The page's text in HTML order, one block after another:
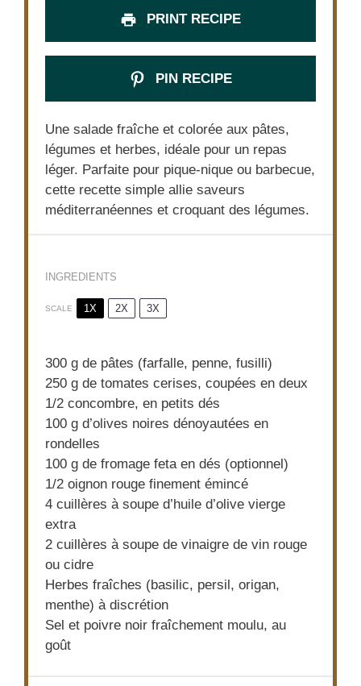
PRINT RECIPE
PIN RECIPE
Une salade fraîche et colorée aux pâtes,
légumes et herbes, idéale pour un repas
léger. Parfaite pour pique-nique ou barbecue,
cette recette simple allie saveurs
méditerranéennes et croquant des légumes.
INGREDIENTS
SCALE 1X 2X 3X
300 g de pâtes (farfalle, penne, fusilli)
250 g de tomates cerises, coupées en deux
1/2 concombre, en petits dés
100 g d’olives noires dénoyautées en
rondelles
100 g de fromage feta en dés (optionnel)
1/2 oignon rouge finement émincé
4 cuillères à soupe d’huile d’olive vierge
extra
2 cuillères à soupe de vinaigre de vin rouge
ou cidre
Herbes fraîches (basilic, persil, origan,
menthe) à discrétion
Sel et poivre noir fraîchement moulu, au
goût